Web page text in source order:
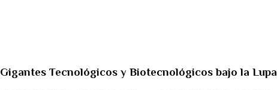
Gigantes Tecnológicos y Biotecnológicos bajo la Lupa